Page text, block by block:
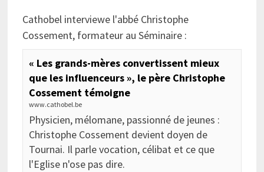
Cathobel interviewe l'abbé Christophe
Cossement, formateur au Séminaire :
« Les grands-mères convertissent mieux
que les influenceurs », le père Christophe
Cossement témoigne
www.cathobel.be
Physicien, mélomane, passionné de jeunes :
Christophe Cossement devient doyen de
Tournai. Il parle vocation, célibat et ce que
l'Eglise n'ose pas dire.